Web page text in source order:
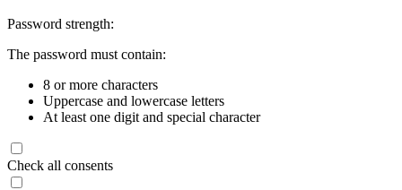
Password strength:
The password must contain:
8 or more characters
Uppercase and lowercase letters
At least one digit and special character
Check all consents